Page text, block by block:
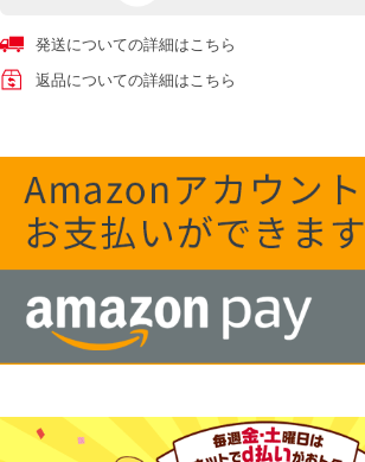
発送についての詳細はこちら
返品についての詳細はこちら